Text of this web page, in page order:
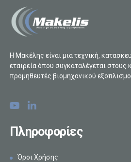
Η Μακέλης είναι μια τεχνική,
εταιρεία όπου συγκαταλέγεται στους
προμηθευτές βιομηχανικού
Πληροφορίες
Όροι Χρήσης